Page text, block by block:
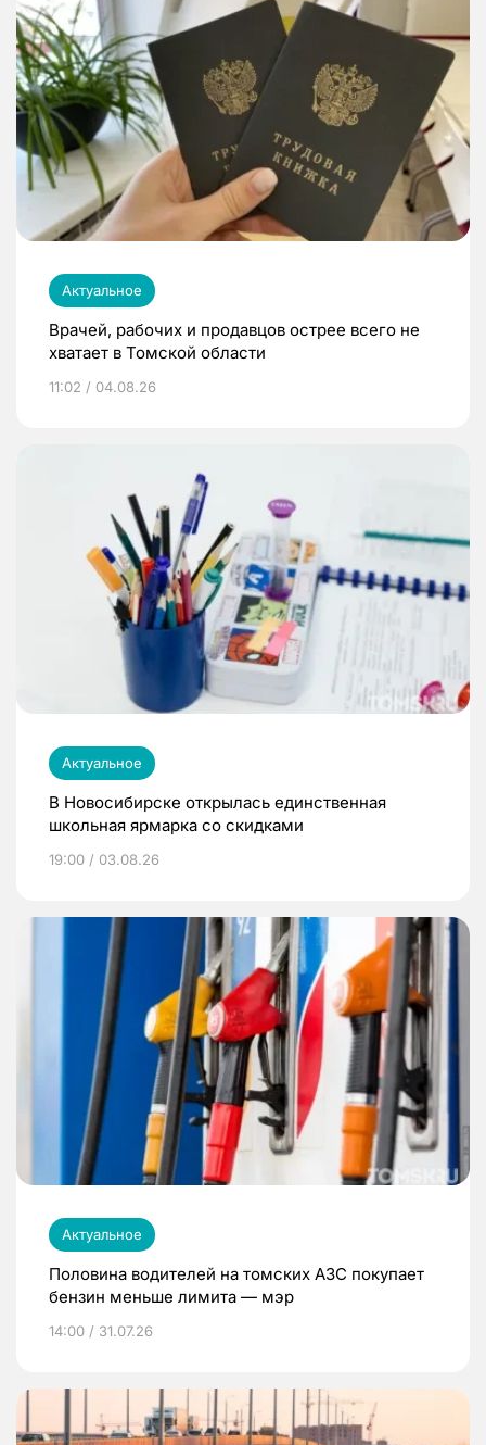
Актуальное
Врачей, рабочих и продавцов острее всего не
хватает в Томской области
11:02 / 04.08.26
Актуальное
В Новосибирске открылась единственная
школьная ярмарка со скидками
19:00 / 03.08.26
Актуальное
Половина водителей на томских АЗС покупает
бензин меньше лимита — мэр
14:00 / 31.07.26